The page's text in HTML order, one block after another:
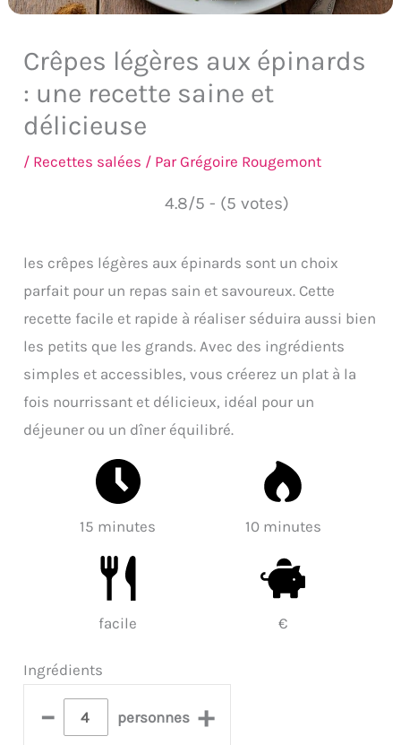
Crêpes légères aux épinards
: une recette saine et
délicieuse
/ Recettes salées / ParGrégoire Rougemont
4.8/5 - (5 votes)
les crêpes légères aux épinards sont un choix
parfait pour un repas sain et savoureux. Cette
recette facile et rapide à réaliser séduira aussi bien
les petits que les grands. Avec des ingrédients
simples et accessibles, vous créerez un plat à la
fois nourrissant et délicieux, idéal pour un
déjeuner ou un dîner équilibré.
15 minutes 10 minutes
facile €
Ingrédients
– personnes +